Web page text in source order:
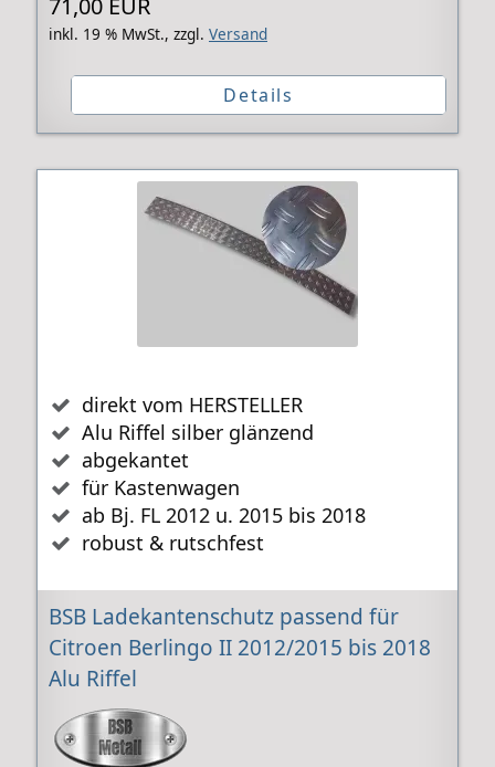
71,00 EUR
inkl. 19 % MwSt., zzgl. Versand
Details
direkt vom HERSTELLER
Alu Riffel silber glänzend
abgekantet
für Kastenwagen
ab Bj. FL 2012 u. 2015 bis 2018
robust & rutschfest
BSB Ladekantenschutz passend für
Citroen Berlingo II 2012/2015 bis 2018
Alu Riffel